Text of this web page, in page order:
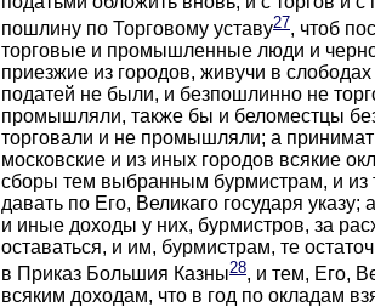
пошлину по Торговому уставу27, чтоб
торговые и промышленные люди и
приезжие из городов, живучи в
податей не были, и безпошлинно не
промышляли, также бы и беломестцы
торговали и не промышляли; а
московские и из иных городов всякие
сборы тем выбранным бурмистрам, и из
давать по Его, Великаго государя
и иные доходы у них, бурмистров, за
оставаться, и им, бурмистрам, те
в Приказ Большия Казны28, и тем, Его,
всяким доходам, что в год по окладам